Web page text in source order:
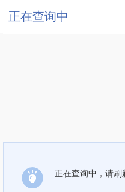
正在查询中
正在查询中，请刷